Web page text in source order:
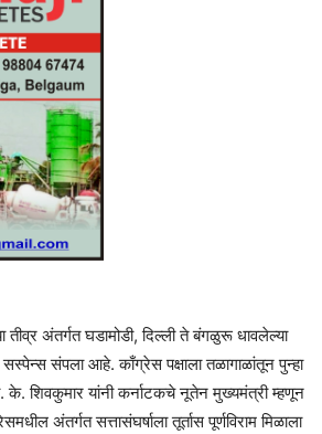
अंतर्गत घडामोडी, दिल्ली ते बंगळुरू धावलेल्या
संपला आहे. काँग्रेस पक्षाला तळागाळांतून पुन्हा
शिवकुमार यांनी कर्नाटकचे नूतेन मुख्यमंत्री म्हणून
अंतर्गत सत्तासंघर्षाला तूर्तास पूर्णविराम मिळाला